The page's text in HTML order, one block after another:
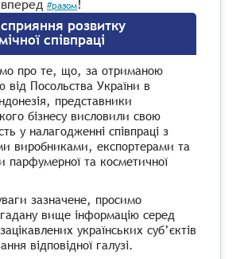
#разом!
розвитку
співпраці
про те, що, за отриманою
від Посольства України в
представники
бізнесу висловили свою
у налагодженні співпраці з
виробниками, експортерами та
парфумерної та косметичної
зазначене, просимо
вище інформацію серед
зацікавлених українських суб’єктів
відповідної галузі.